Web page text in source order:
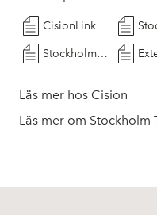
CisionLink
Stockholm Treasury Årsredovisning 2025 Ver 2 0
Läs mer hos Cision
Läs mer om Stockholm